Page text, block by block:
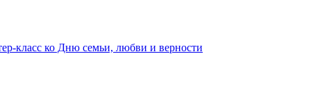
класс ко Дню семьи, любви и верности